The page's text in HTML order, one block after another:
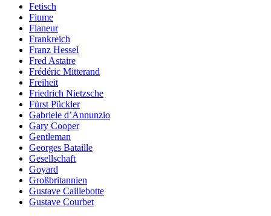
Fetisch
Fiume
Flaneur
Frankreich
Franz Hessel
Fred Astaire
Frédéric Mitterand
Freiheit
Friedrich Nietzsche
Fürst Pückler
Gabriele d’Annunzio
Gary Cooper
Gentleman
Georges Bataille
Gesellschaft
Goyard
Großbritannien
Gustave Caillebotte
Gustave Courbet